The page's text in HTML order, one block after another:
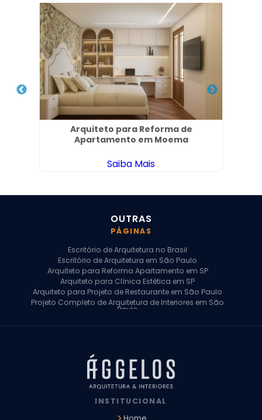
Arquiteto para Reforma de
Apartamento em Moema
Saiba Mais
OUTRAS
PÁGINAS
Escritório de Arquitetura no Brasil
Escritório de Arquitetura em São Paulo
Arquiteto para Reforma Apartamento em SP
Arquiteto para Clínica Estética em SP
Arquiteto para Projeto de Restaurante em São Paulo
Projeto Completo de Arquitetura de Interiores em São
Paulo
Arquiteto para Projeto Comercial em São Paulo
Arquiteto Comercial
Arquiteto para Reforma de Apartamento
Arquiteto para Reforma Residencial
Arquitetura para Reforma de Casas
Design de Interiores Apartamentos
INSTITUCIONAL